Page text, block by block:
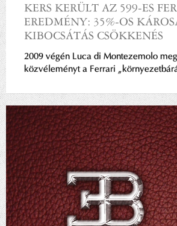
KERS KERÜLT AZ 599-ES
EREDMÉNY: 35%-OS
KIBOCSÁTÁS CSÖKKENÉS
2009 végén Luca di Montezemolo
közvéleményt a Ferrari